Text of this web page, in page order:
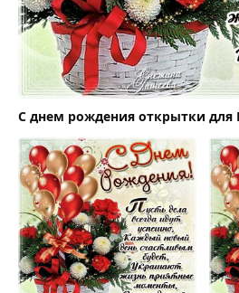
С днем рождения открытки для